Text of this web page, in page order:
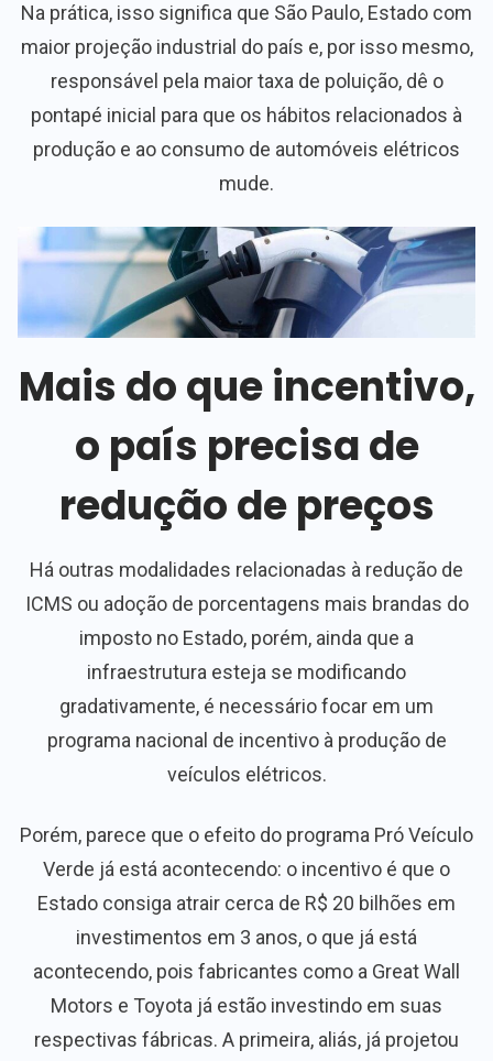
Na prática, isso significa que São Paulo, Estado com
maior projeção industrial do país e, por isso mesmo,
responsável pela maior taxa de poluição, dê o
pontapé inicial para que os hábitos relacionados à
produção e ao consumo de automóveis elétricos
mude.
Mais do que incentivo,
o país precisa de
redução de preços
Há outras modalidades relacionadas à redução de
ICMS ou adoção de porcentagens mais brandas do
imposto no Estado, porém, ainda que a
infraestrutura esteja se modificando
gradativamente, é necessário focar em um
programa nacional de incentivo à produção de
veículos elétricos.
Porém, parece que o efeito do programa Pró Veículo
Verde já está acontecendo: o incentivo é que o
Estado consiga atrair cerca de R$ 20 bilhões em
investimentos em 3 anos, o que já está
acontecendo, pois fabricantes como a Great Wall
Motors e Toyota já estão investindo em suas
respectivas fábricas. A primeira, aliás, já projetou